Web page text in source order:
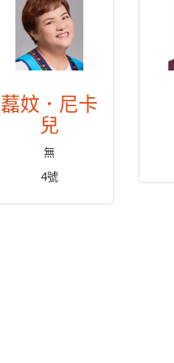
藞妏．尼卡
兒
無
4號